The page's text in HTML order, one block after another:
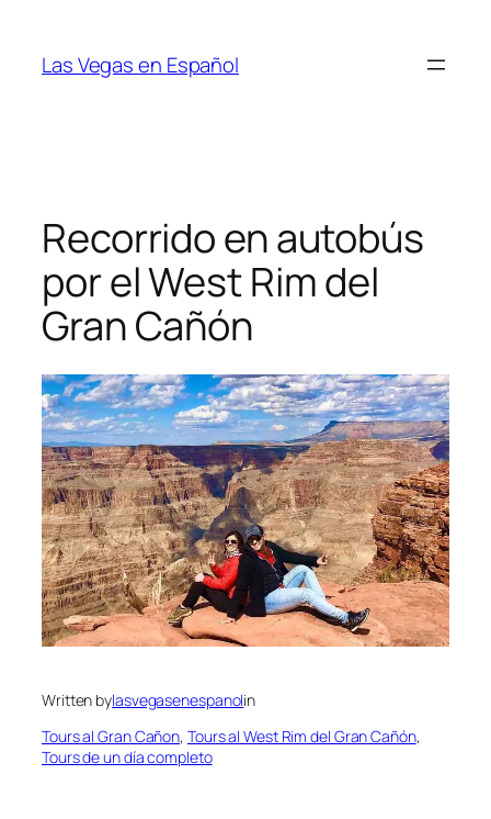
content
Las Vegas en Español
Recorrido en autobús
por el West Rim del
Gran Cañón
Written bylasvegasenespanolin
Tours al Gran Cañon, Tours al West Rim del Gran Cañón
Tours de un día completo